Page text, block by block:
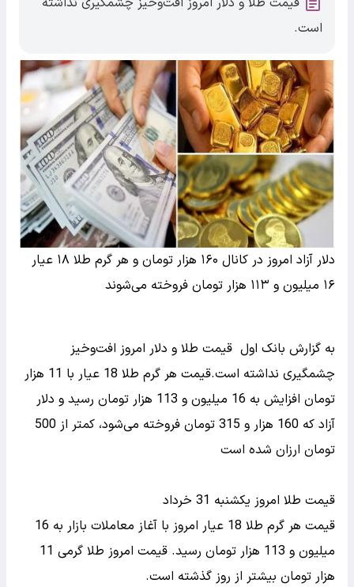
است.
دلار آزاد امروز در کانال ۱۶۰ هزار تومان و هر گرم طلا ۱۸ عیار
۱۶ میلیون و ۱۱۳ هزار تومان فروخته می‌شوند
به گزارش بانک اول قیمت طلا و دلار امروز افت‌وخیز
چشمگیری نداشته است.قیمت هر گرم طلا 18 عیار با 11 هزار
تومان افزایش به 16 میلیون و 113 هزار تومان رسید و دلار
آزاد که 160 هزار و 315 تومان فروخته می‌شود، کمتر از 500
تومان ارزان شده است
قیمت طلا امروز یکشنبه 31 خرداد
قیمت هر گرم طلا 18 عیار امروز با آغاز معاملات بازار به 16
میلیون و 113 هزار تومان رسید. قیمت امروز طلا گرمی 11
هزار تومان بیشتر از روز گذشته است.